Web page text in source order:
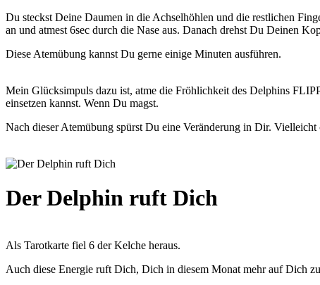
Du steckst Deine Daumen in die Achselhöhlen und die restlichen
an und atmest 6sec durch die Nase aus. Danach drehst Du Deinen
Diese Atemübung kannst Du gerne einige Minuten ausführen.
Mein Glücksimpuls dazu ist, atme die Fröhlichkeit des Delphins
einsetzen kannst. Wenn Du magst.
Nach dieser Atemübung spürst Du eine Veränderung in Dir.
Der Delphin ruft Dich
Als Tarotkarte fiel 6 der Kelche heraus.
Auch diese Energie ruft Dich, Dich in diesem Monat mehr auf Dich